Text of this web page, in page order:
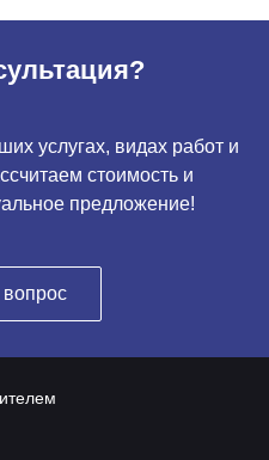
услугах, видах работ и
стоимость и
предложение!